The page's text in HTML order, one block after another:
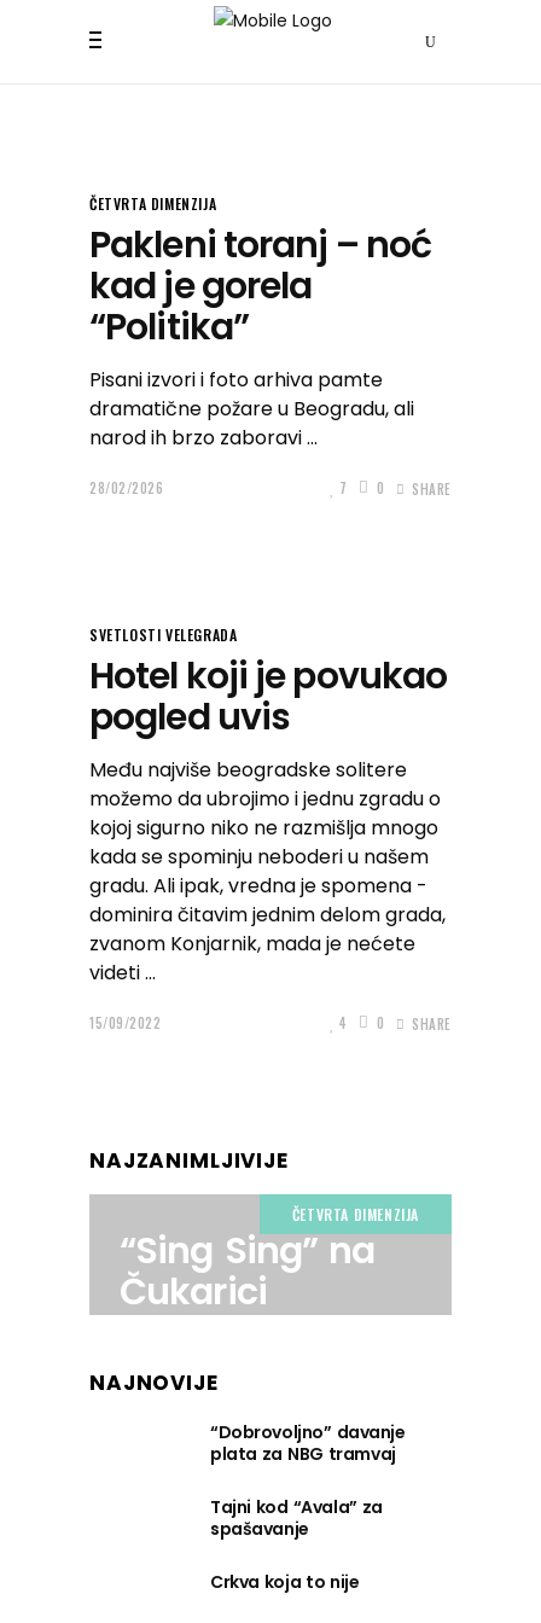
ČETVRTA DIMENZIJA
Pakleni toranj – noć
kad je gorela
“Politika”
Pisani izvori i foto arhiva pamte
dramatične požare u Beogradu, ali
narod ih brzo zaboravi
28/02/2026 7 0 SHARE
SVETLOSTI VELEGRADA
Hotel koji je povukao
pogled uvis
Među najviše beogradske solitere
možemo da ubrojimo i jednu zgradu o
kojoj sigurno niko ne razmišlja mnogo
kada se spominju neboderi u našem
gradu. Ali ipak, vredna je spomena -
dominira čitavim jednim delom grada,
zvanom Konjarnik, mada je nećete
videti
15/09/2022 4 0 SHARE
NAJZANIMLJIVIJE
ČETVRTA DIMENZIJA
“Sing Sing” na
Čukarici
NAJNOVIJE
“Dobrovoljno” davanje
plata za NBG tramvaj
Tajni kod “Avala” za
spašavanje
Crkva koja to nije